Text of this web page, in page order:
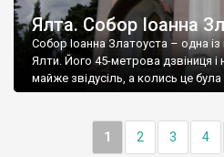
Ялта. Собор Іоанна
Собор Іоанна Златоуста – одна
Ялти. Його 45-метрова дзвіниця і
майже звідусіль, а колись це
1 2 3 4